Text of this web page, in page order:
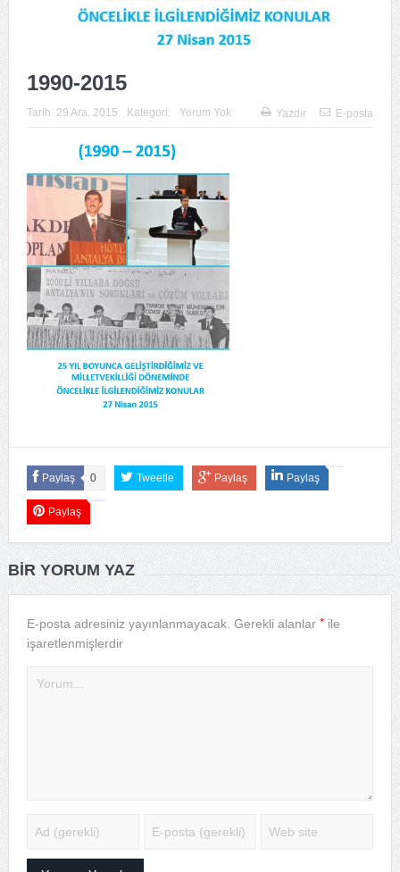
1990-2015
Tarih: 29 Ara, 2015 Kategori: Yorum Yok Yazdır E-posta
Paylaş 0 Tweetle Paylaş Paylaş
Paylaş
BIR YORUM YAZ
E-posta adresiniz yayınlanmayacak. Gerekli alanlar *ile
işaretlenmişlerdir